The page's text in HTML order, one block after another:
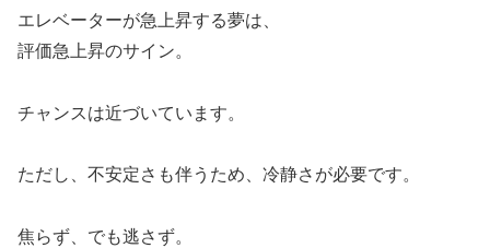
エレベーターが急上昇する夢は、
評価急上昇のサイン。
チャンスは近づいています。
ただし、不安定さも伴うため、冷静さが必要です。
焦らず、でも逃さず。